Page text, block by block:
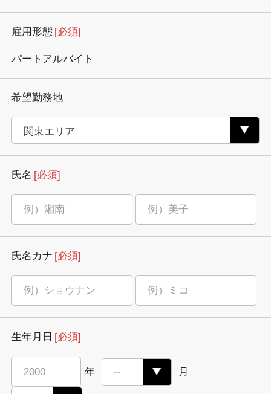
雇用形態 [必須]
パートアルバイト
希望勤務地
氏名 [必須]
氏名カナ [必須]
生年月日 [必須]
年 月